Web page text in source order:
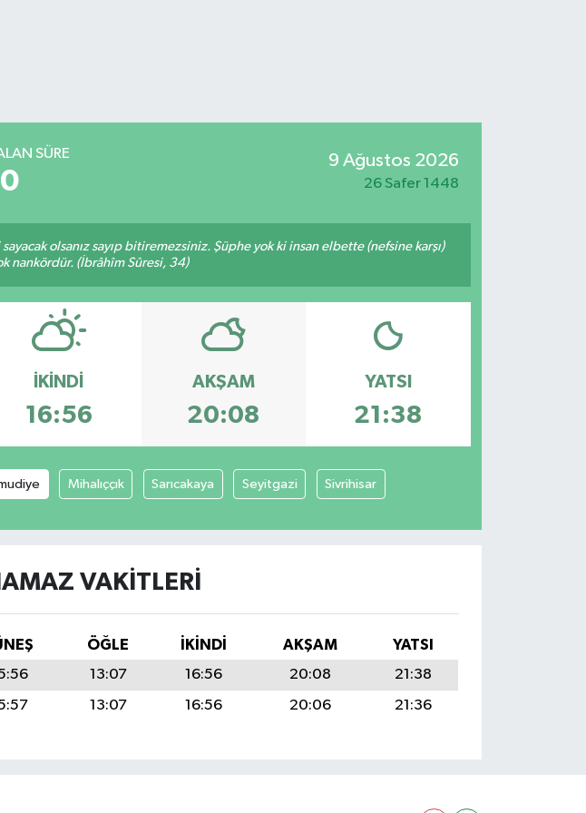
SÜRE 9 Ağustos 2026
26 Safer 1448
olsanız sayıp bitiremezsiniz. Şüphe yok ki insan elbette (nefsine karşı)
nankördür. (İbrâhîm Sûresi, 34)
İKINDI
16:56
AKŞAM
20:08
YATSI
21:38
Mihalıççık Sarıcakaya Seyitgazi Sivrihisar
VAKITLERI
ÖĞLE İKINDI AKŞAM
YATSI
13:07 16:56 20:08
21:38
13:07 16:56 20:06 21:36